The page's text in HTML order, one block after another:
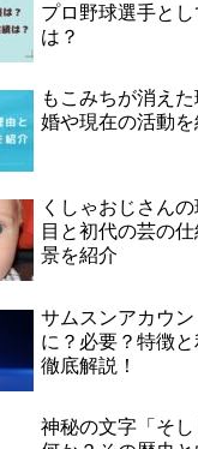
プロ野球選手と
は？
もこみちが消え
婚や現在の活動を
くしゃおじさん
目と初代の芸の
景を紹介
サムスンアカウン
に？必要？特徴
徹底解説！
神秘の文字「そ